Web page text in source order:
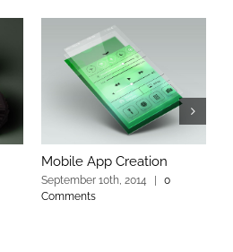
Mobile App Creation
September 10th, 2014
0
Comments